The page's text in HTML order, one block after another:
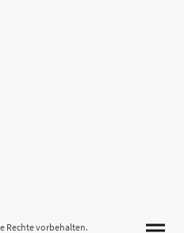
Rechte vorbehalten.